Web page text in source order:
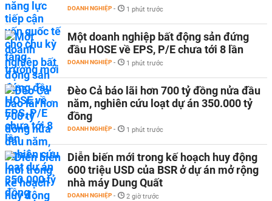
DOANH NGHIỆP - 1 phút trước
Một doanh nghiệp bất động sản đứng
đầu HOSE về EPS, P/E chưa tới 8 lần
DOANH NGHIỆP - 1 phút trước
Đèo Cả báo lãi hơn 700 tỷ đồng nửa đầu
năm, nghiên cứu loạt dự án 350.000 tỷ
đồng
DOANH NGHIỆP - 1 phút trước
Diễn biến mới trong kế hoạch huy động
600 triệu USD của BSR ở dự án mở rộng
nhà máy Dung Quất
DOANH NGHIỆP - 2 giờ trước